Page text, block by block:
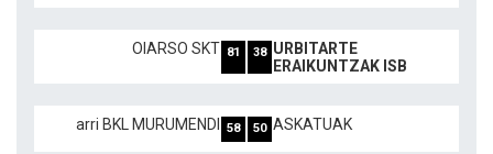
OIARSO SKT 81 38 URBITARTE
ERAIKUNTZAK ISB
arri BKL MURUMENDI 58 50 ASKATUAK